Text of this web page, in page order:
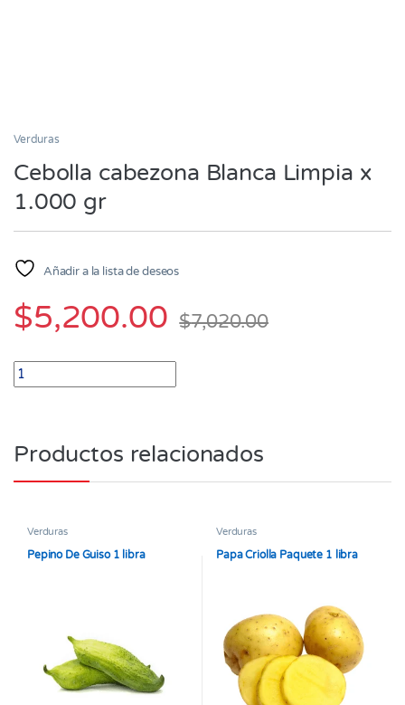
Verduras
Cebolla cabezona Blanca Limpia x
1.000 gr
Añadir a la lista de deseos
$5,200.00 $7,020.00
Cebolla cabezona Blanca Limpia x 1.000 gr quantity
Productos relacionados
Verduras
Pepino De Guiso 1 libra
Verduras
Papa Criolla Paquete 1 libra